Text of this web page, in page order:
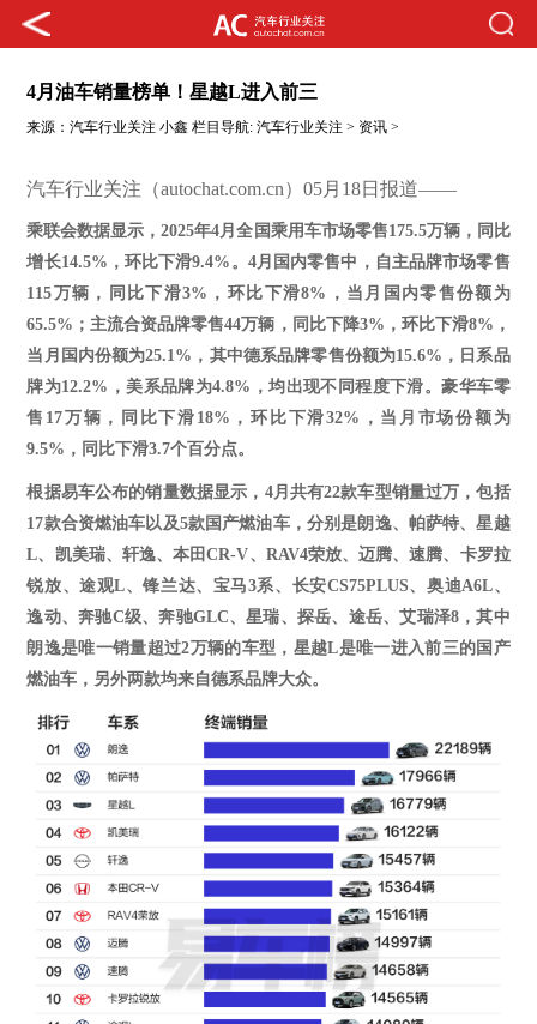
4月油车销量榜单！星越L进入前三
来源：汽车行业关注 小鑫 栏目导航:汽车行业关注 > 资讯 >
汽车行业关注（autochat.com.cn）05月18日报道——
乘联会数据显示，2025年4月全国乘用车市场零售175.5万辆，同比
增长14.5%，环比下滑9.4%。4月国内零售中，自主品牌市场零售
115万辆，同比下滑3%，环比下滑8%，当月国内零售份额为
65.5%；主流合资品牌零售44万辆，同比下降3%，环比下滑8%，
当月国内份额为25.1%，其中德系品牌零售份额为15.6%，日系品
牌为12.2%，美系品牌为4.8%，均出现不同程度下滑。豪华车零
售17万辆，同比下滑18%，环比下滑32%，当月市场份额为
9.5%，同比下滑3.7个百分点。
根据易车公布的销量数据显示， 4月共有22款车型销量过万，包括
17款合资燃油车以及5款国产燃油车， 分别是朗逸、帕萨特、星越
L、 凯美瑞、 轩逸、本田CR-V、 RAV4荣放、 迈腾、速腾、 卡罗拉
锐放、途观L、锋兰达、 宝马3系、 长安CS75PLUS、 奥迪A6L、
逸动、奔驰C级、奔驰GLC、星瑞、 探岳、途岳、艾瑞泽8，其中
朗逸是唯一销量超过2万辆的车型，星越L是唯一进入前三的国产
燃油车，另外两款均来自德系品牌大众。